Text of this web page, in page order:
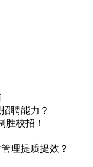
聘能力？
胜校招！
理提质提效？